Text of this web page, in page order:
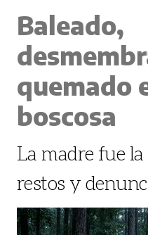
Baleado,
quemado
boscosa
La madre fue
restos y